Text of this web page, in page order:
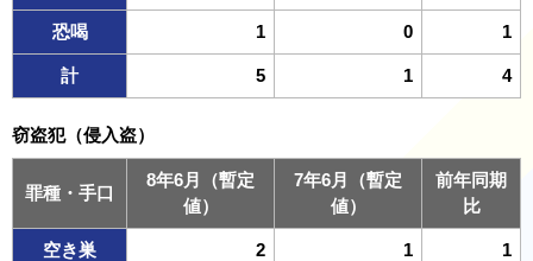
恐喝 1 0 1
計 5 1 4
窃盗犯（侵入盗）
罪種・手口
8年6月（暫定
値）
7年6月（暫定
値）
前年同期
比
空き巣 2 1 1